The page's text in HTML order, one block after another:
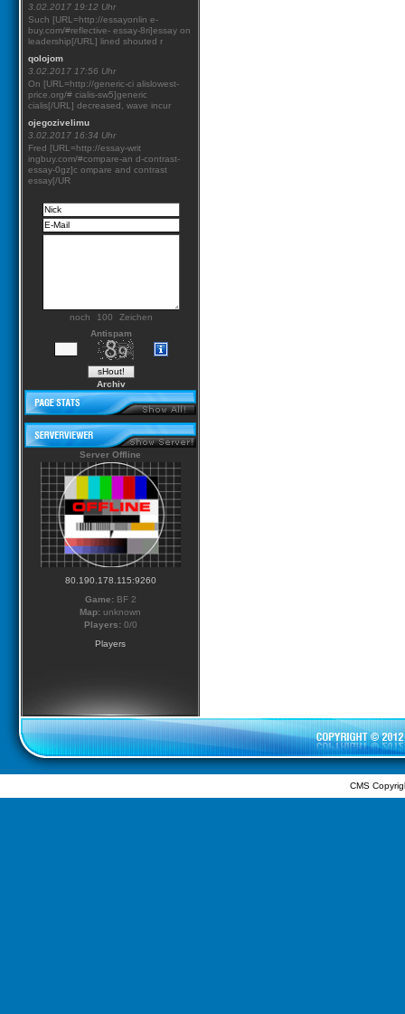
3.02.2017 19:12 Uhr
Such [URL=http://essayonlin e-
buy.com/#reflective- essay-8ri]essay on
leadership[/URL] lined shouted r
qolojom
3.02.2017 17:56 Uhr
On [URL=http://generic-ci alislowest-
price.org/# cialis-sw5]generic
cialis[/URL] decreased, wave incur
ojegozivelimu
3.02.2017 16:34 Uhr
Fred [URL=http://essay-writ
ingbuy.com/#compare-an d-contrast-
essay-0gz]c ompare and contrast
essay[/UR
noch
Zeichen
Antispam
Archiv
Server Offline
80.190.178.115:9260
Game: BF 2
Map: unknown
Players: 0/0
Players
CMS